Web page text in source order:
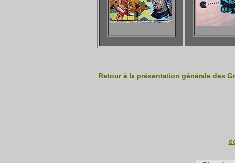
Retour à la présentation générale des